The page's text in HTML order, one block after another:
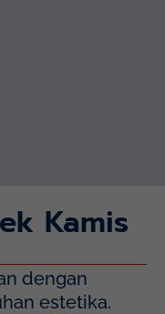
Kamis
dengan
estetika.